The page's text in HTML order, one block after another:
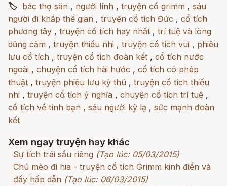
🏷 bác thợ săn , người lính , truyện cổ grimm , sáu
người đi khắp thế gian , truyện cổ tích Đức , cổ tích
phương tây , truyện cổ tích hay nhất , trí tuệ và lòng
dũng cảm , truyện thiếu nhi , truyện cổ tích vui , phiêu
lưu cổ tích , truyện cổ tích đoàn kết , cổ tích nước
ngoài , chuyện cổ tích hài hước , cổ tích có phép
thuật , truyện phiêu lưu kỳ thú , truyện cổ tích thiếu
nhi , truyện cổ tích ý nghĩa , chuyện cổ tích trí tuệ ,
cổ tích về tình bạn , sáu người kỳ lạ , sức mạnh đoàn
kết
Xem ngay truyện hay khác
Sự tích trái sầu riêng (Tạo lúc: 05/03/2015)
Chú mèo đi hia - truyện cổ tích Grimm kinh điển và
đầy hấp dẫn (Tạo lúc: 06/03/2015)